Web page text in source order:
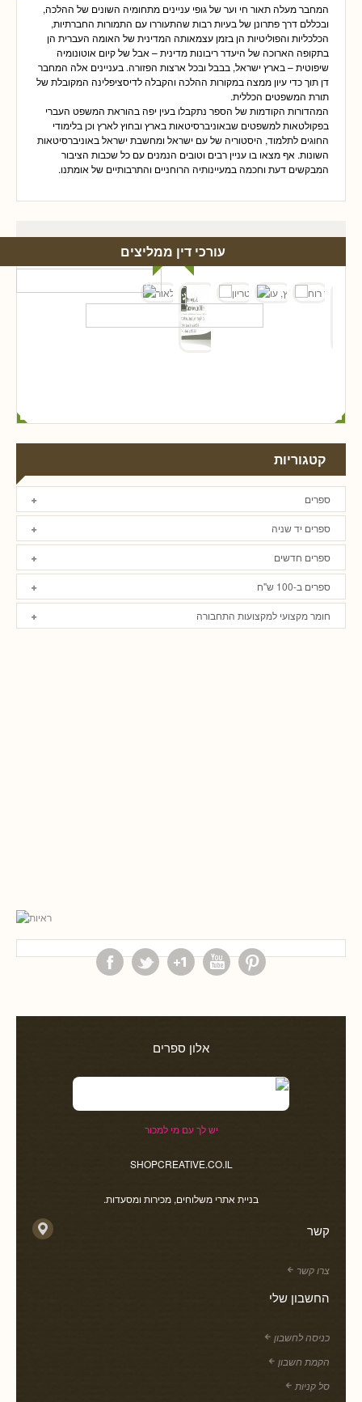
המחבר מעלה תאור חי וער של גופי עניינים מתחומיה השונים של ההלכה,
ובכללם דרך פתרונן של בעיות רבות שהתעוררו עם התמורות החברתיות,
הכלכליות והפוליטיות הן בזמן עצמאותה המדינית של האומה העברית הן
בתקופה הארוכה של היעדר ריבונות מדינית – אבל של קיום אוטונומיה
שיפוטית – בארץ ישראל, בבבל ובכל ארצות הפזורה. בעניינים אלה המחבר
דן תוך כדי עיון ממצה במקורות ההלכה והקבלה לדיסציפלינה המקובלת של
תורת המשפטים הכללית.
המהדורות הקודמות של הספר נתקבלו בעין יפה בהוראת המשפט העברי
בפקולטאות למשפטים שבאוניברסיטאות בארץ ובחוץ לארץ וכן בלימודי
החוגים לתלמוד, היסטוריה של עם ישראל ומחשבת ישראל באוניברסיטאות
השונות. אף מצאו בו עניין רבים וטובים הנמנים עם כל שכבות הציבור
המבקשים דעת וחכמה במעיינותיה הרוחניים והתרבותיים של אומתנו.
עורכי דין ממליצים
קטגוריות
ספרים
ספרים יד שניה
ספרים חדשים
ספרים ב-100 ש"ח
חומר מקצועי למקצועות התחבורה
אלון ספרים
יש לך עם מי למכור
SHOPCREATIVE.CO.IL
בניית אתרי משלוחים, מכירות ומסעדות.
קשר
צרו קשר
החשבון שלי
כניסה לחשבון
הקמת חשבון
סל קניות